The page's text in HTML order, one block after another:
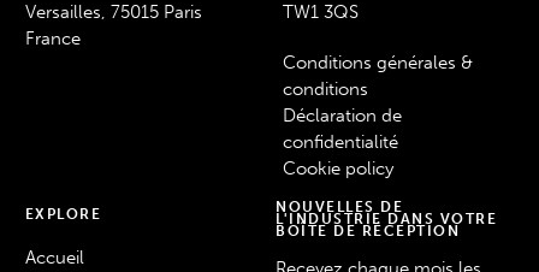
Versailles, 75015 Paris
France
TW1 3QS
Conditions générales &
conditions
Déclaration de
confidentialité
Cookie policy
EXPLORE
Accueil
NOUVELLES DE
L'INDUSTRIE DANS VOTRE
BOÎTE DE RÉCEPTION